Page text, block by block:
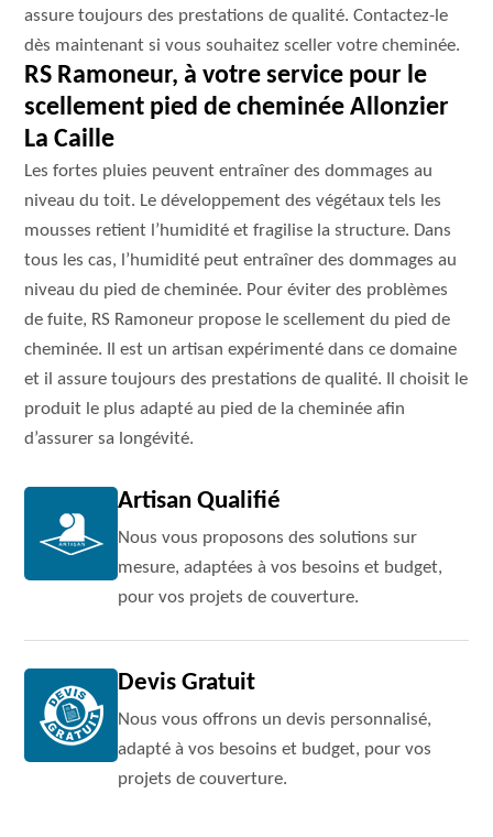
assure toujours des prestations de qualité. Contactez-le
dès maintenant si vous souhaitez sceller votre cheminée.
RS Ramoneur, à votre service pour le
scellement pied de cheminée Allonzier
La Caille
Les fortes pluies peuvent entraîner des dommages au
niveau du toit. Le développement des végétaux tels les
mousses retient l’humidité et fragilise la structure. Dans
tous les cas, l’humidité peut entraîner des dommages au
niveau du pied de cheminée. Pour éviter des problèmes
de fuite, RS Ramoneur propose le scellement du pied de
cheminée. Il est un artisan expérimenté dans ce domaine
et il assure toujours des prestations de qualité. Il choisit le
produit le plus adapté au pied de la cheminée afin
d’assurer sa longévité.
Artisan Qualifié
Nous vous proposons des solutions sur
mesure, adaptées à vos besoins et budget,
pour vos projets de couverture.
Devis Gratuit
Nous vous offrons un devis personnalisé,
adapté à vos besoins et budget, pour vos
projets de couverture.